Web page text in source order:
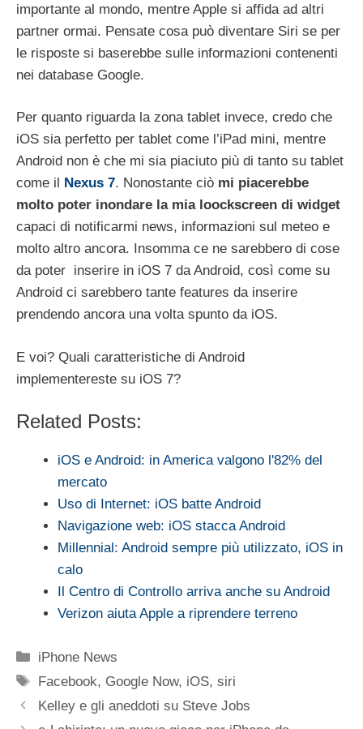
importante al mondo, mentre Apple si affida ad altri
partner ormai. Pensate cosa può diventare Siri se per
le risposte si baserebbe sulle informazioni contenenti
nei database Google.
Per quanto riguarda la zona tablet invece, credo che
iOS sia perfetto per tablet come l’iPad mini, mentre
Android non è che mi sia piaciuto più di tanto su tablet
come il Nexus 7. Nonostante ciò mi piacerebbe
molto poter inondare la mia loockscreen di widget
capaci di notificarmi news, informazioni sul meteo e
molto altro ancora. Insomma ce ne sarebbero di cose
da poter inserire in iOS 7 da Android, così come su
Android ci sarebbero tante features da inserire
prendendo ancora una volta spunto da iOS.
E voi? Quali caratteristiche di Android
implementereste su iOS 7?
Related Posts:
iOS e Android: in America valgono l'82% del
mercato
Uso di Internet: iOS batte Android
Navigazione web: iOS stacca Android
Millennial: Android sempre più utilizzato, iOS in
calo
Il Centro di Controllo arriva anche su Android
Verizon aiuta Apple a riprendere terreno
Categorie
iPhone News
Tag
Facebook, Google Now, iOS,siri
Kelley e gli aneddoti su Steve Jobs